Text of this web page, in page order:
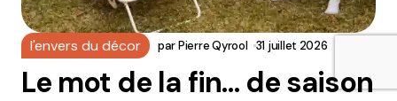
l'envers du décor parPierre Qyrool 31 juillet 2026
Le mot de la fin… de saison